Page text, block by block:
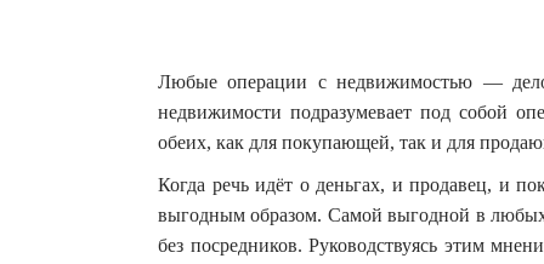
Любые операции с недвижимостью —
недвижимости подразумевает под собой
обеих, как для покупающей, так и для
Когда речь идёт о деньгах, и продавец, и
выгодным образом. Самой выгодной в
без посредников. Руководствуясь этим